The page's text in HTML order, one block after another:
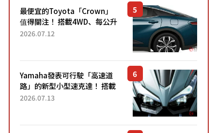
最便宜的Toyota「Crown」
值得關注！ 搭載4WD、每公升
22.4公里低油耗表現超亮眼！
2026.07.12
Yamaha發表可行駛「高速道
路」的新型小型速克達！ 搭載
能享受超強勁「渦輪感」的動
2026.07.13